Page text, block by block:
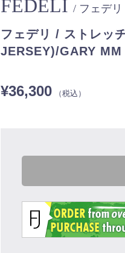
FEDELI/ フェデリ
フェデリ / ストレッ
JERSEY)/GARY MM
¥36,300 （税込）